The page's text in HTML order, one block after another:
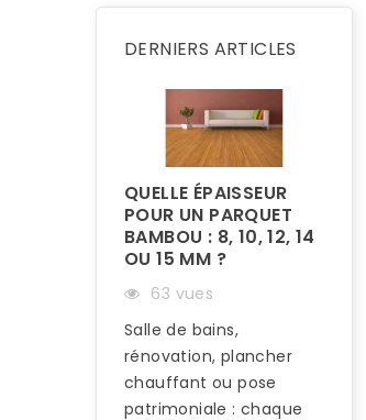
DERNIERS ARTICLES
QUELLE ÉPAISSEUR
POUR UN PARQUET
BAMBOU : 8, 10, 12, 14
OU 15 MM ?
63 vues
Salle de bains,
rénovation, plancher
chauffant ou pose
patrimoniale : chaque